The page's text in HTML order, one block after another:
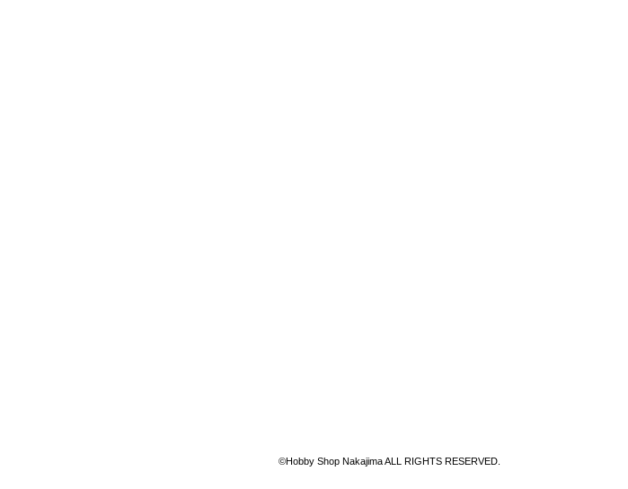
©Hobby Shop Nakajima ALL RIGHTS RESERVED.